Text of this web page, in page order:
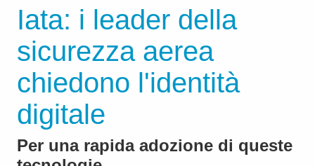
Iata: i leader della
sicurezza aerea
chiedono l'identità
digitale
Per una rapida adozione di queste